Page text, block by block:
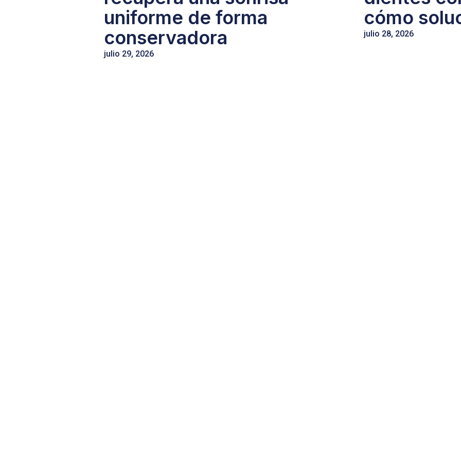
uniforme de forma
conservadora
julio 29, 2026
cómo
julio 28, 2026